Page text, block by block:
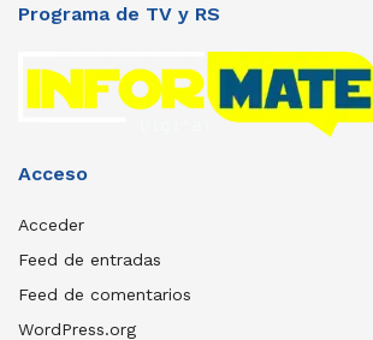
Programa de TV y RS
Acceso
Acceder
Feed de entradas
Feed de comentarios
WordPress.org